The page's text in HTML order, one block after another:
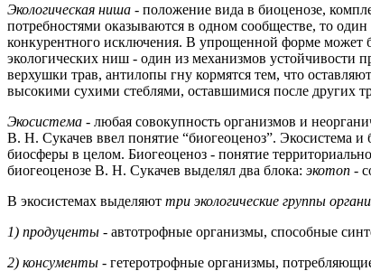
Экологическая ниша - положение вида в биоценозе,
потребностями оказываются в одном сообществе, то
конкурентного исключения. В упрощенной форме может
экологических ниш - один из механизмов
верхушки трав, антилопы гну кормятся тем, что
высокими сухими стеблями, оставшимися после других
Экосистема - любая совокупность организмов и
В. Н. Сукачев ввел понятие “биогеоценоз”. Экосистема
биосферы в целом. Биогеоценоз - понятие
биогеоценозе В. Н. Сукачев выделял два блока: экотоп -
В экосистемах выделяют три экологические группы
1) продуценты - автотрофные организмы, способные
2) консументы - гетеротрофные организмы,